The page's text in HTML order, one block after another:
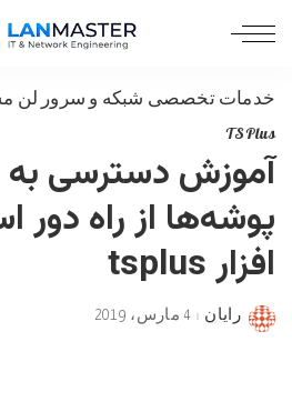
خدمات تخصصی شبکه و سرور لن
TSPlus
آموزش دسترسی به
پوشه‌ها از راه دور
افزار tsplus
Posted
رایان 4 مارس، 2019